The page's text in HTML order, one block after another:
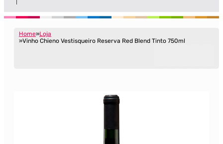
Home Loja
Vinho Chieno Vestisqueiro Reserva Red Blend Tinto 750ml